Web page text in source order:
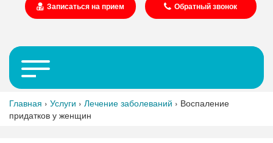
Записаться на прием Обратный звонок
Главная › Услуги › Лечение заболеваний › Воспаление
придатков у женщин